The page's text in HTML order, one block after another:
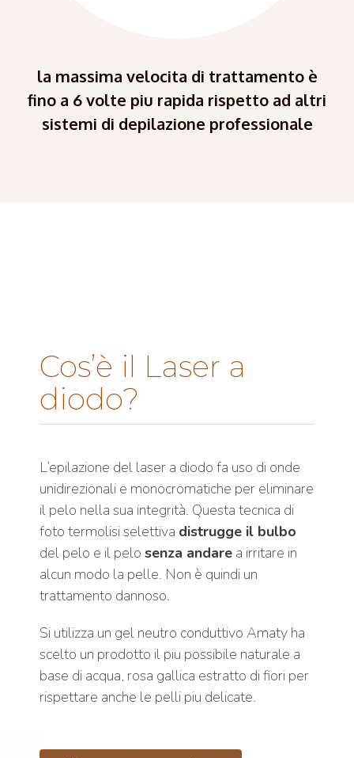
la massima velocita di trattamento è
fino a 6 volte piu rapida rispetto ad altri
sistemi di depilazione professionale
Cos’è il Laser a
diodo?
L’epilazione del laser a diodo fa uso di onde
unidirezionali e monocromatiche per eliminare
il pelo nella sua integrità. Questa tecnica di
foto termolisi selettiva distrugge il bulbo
del pelo e il pelo senza andare a irritare in
alcun modo la pelle. Non è quindi un
trattamento dannoso.
Si utilizza un gel neutro conduttivo Amaty ha
scelto un prodotto il piu possibile naturale a
base di acqua, rosa gallica estratto di fiori per
rispettare anche le pelli piu delicate.